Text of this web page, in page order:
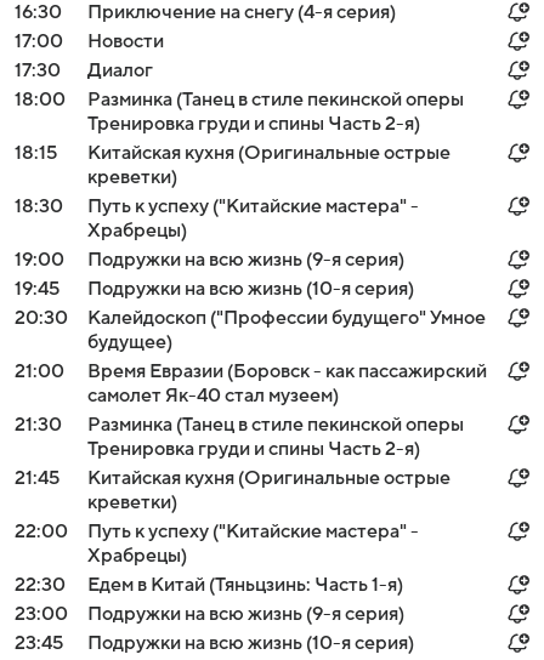
16:30
Приключение на снегу (4-я серия)
17:00
Новости
17:30
Диалог
18:00
Разминка (Танец в стиле пекинской оперы
Тренировка груди и спины Часть 2-я)
18:15
Китайская кухня (Оригинальные острые
креветки)
18:30
Путь к успеху ("Китайские мастера" -
Храбрецы)
19:00
Подружки на всю жизнь (9-я серия)
19:45
Подружки на всю жизнь (10-я серия)
20:30
Калейдоскоп ("Профессии будущего" Умное
будущее)
21:00
Время Евразии (Боровск - как пассажирский
самолет Як-40 стал музеем)
21:30
Разминка (Танец в стиле пекинской оперы
Тренировка груди и спины Часть 2-я)
21:45
Китайская кухня (Оригинальные острые
креветки)
22:00
Путь к успеху ("Китайские мастера" -
Храбрецы)
22:30
Едем в Китай (Тяньцзинь: Часть 1-я)
23:00
Подружки на всю жизнь (9-я серия)
23:45
Подружки на всю жизнь (10-я серия)